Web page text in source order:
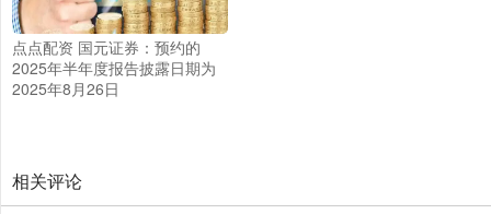
点点配资 国元证券：预约的
2025年半年度报告披露日期为
2025年8月26日
相关评论